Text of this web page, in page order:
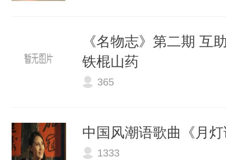
《名物志》第二期 互
铁棍山药
365
中国风潮语歌曲《月
1333